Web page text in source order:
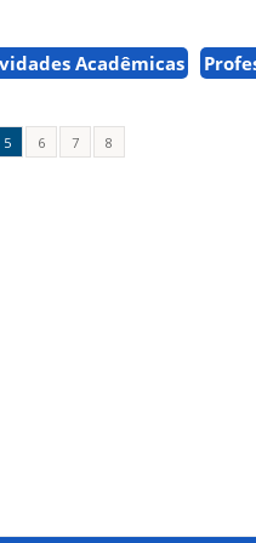
Acadêmicas
5 6 7 8